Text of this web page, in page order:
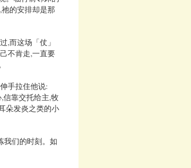
的安排却是那
,而这场「仗」
不肯走,一直要
手拉住他说:
信靠交托给主,牧
朵发炎之类的小
我们的时刻。如